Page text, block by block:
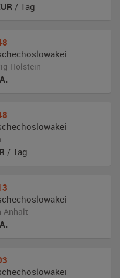
/ Tag
Holstein
/ Tag
Anhalt